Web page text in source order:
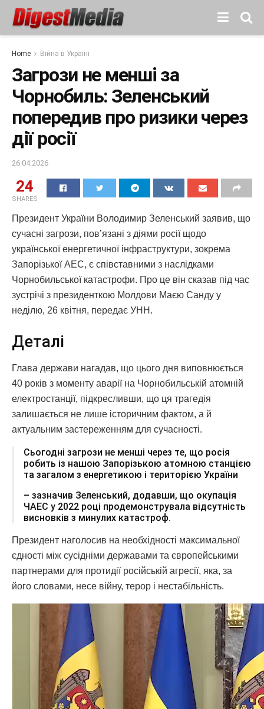
Home Війна в Україні
Загрози не менші за
Чорнобиль: Зеленський
попередив про ризики через
дії росії
26.04.2026
24
SHARES
Президент України Володимир Зеленський заявив, що
сучасні загрози, пов’язані з діями росії щодо
української енергетичної інфраструктури, зокрема
Запорізької АЕС, є співставними з наслідками
Чорнобильської катастрофи. Про це він сказав під час
зустрічі з президенткою Молдови Маєю Санду у
неділю, 26 квітня, передає УНН.
Деталі
Глава держави нагадав, що цього дня виповнюється
40 років з моменту аварії на Чорнобильській атомній
електростанції, підкресливши, що ця трагедія
залишається не лише історичним фактом, а й
актуальним застереженням для сучасності.
Сьогодні загрози не менші через те, що росія
робить із нашою Запорізькою атомною станцією
та загалом з енергетикою і територією України
– зазначив Зеленський, додавши, що окупація
ЧАЕС у 2022 році продемонструвала відсутність
висновків з минулих катастроф.
Президент наголосив на необхідності максимальної
єдності між сусідніми державами та європейськими
партнерами для протидії російській агресії, яка, за
його словами, несе війну, терор і нестабільність.